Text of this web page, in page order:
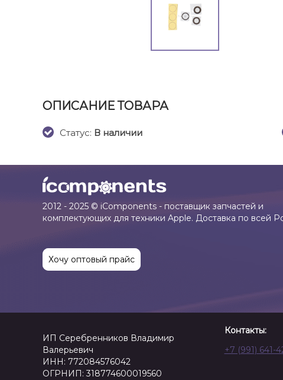
ОПИСАНИЕ ТОВАРА
Cтатус: В наличии
2012 - 2025 © iComponents - поставщик запчастей и
комплектующих для техники Apple. Доставка по всей
Хочу оптовый прайс
ИП Серебренников Владимир
Валерьевич
ИНН: 772084576042
ОГРНИП: 318774600019560
Контакты:
+7 (991) 641-